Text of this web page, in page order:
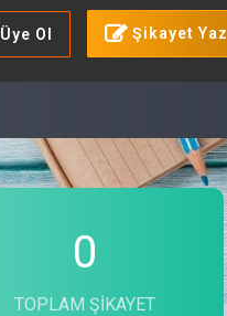
Şikayet Yaz
Üye Ol
0
TOPLAM ŞIKAYET